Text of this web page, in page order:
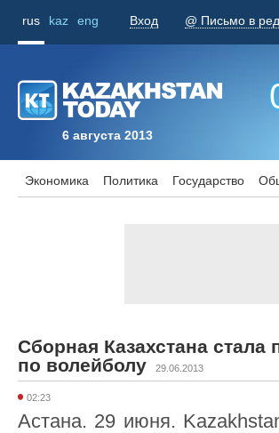
rus kaz eng Вход @ Письмо в
6 августа 2013
Экономика Политика Государство
Сборная Казахстана
по волейболу
29.06.2013
02:23
Астана. 29 июня.